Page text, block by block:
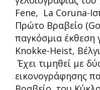
Fene, La Coruna-
Πρώτο Βραβείο
παγκόσμια έκθεση
Knokke-Heist,
Έχει τιμηθεί με
εικονογράφησης